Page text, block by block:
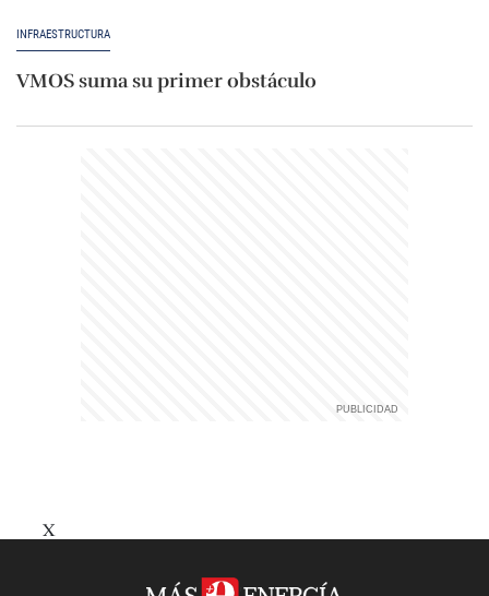
INFRAESTRUCTURA
VMOS suma su primer obstáculo
X